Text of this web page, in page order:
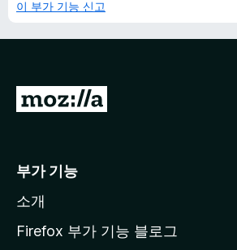
이 부가 기능 신고
M
l
a
부가 기능
소개
Firefox 부가 기능 블로그